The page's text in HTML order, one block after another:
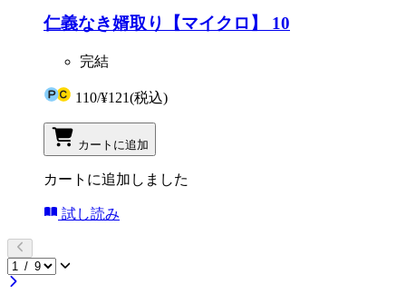
仁義なき婿取り【マイクロ】 10
完結
110/¥121(税込)
カートに追加
カートに追加しました
試し読み